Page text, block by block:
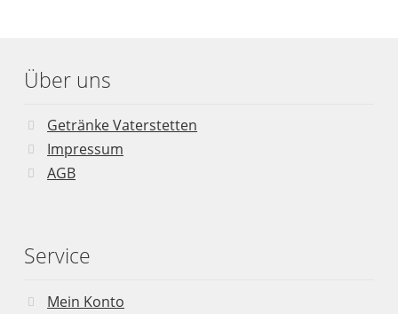
Über uns
Getränke Vaterstetten
Impressum
AGB
Service
Mein Konto